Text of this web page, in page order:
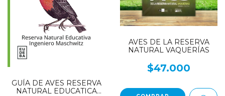
GUÍA DE AVES RESERVA
NATURAL EDUCATICA
AVES DE LA RESERVA
NATURAL VAQUERÍAS
$47.000